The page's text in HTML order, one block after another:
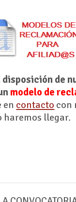
disposición de
modelo de
en contacto con
haremos llegar.